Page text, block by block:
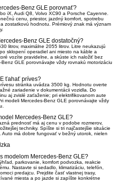
Benz GLE porovnať?
iX, Audi Q8, Volvo XC90 a Porsche Cayenne.
cenu, priestor, jazdný komfort, spotrebu
zostatkovú hodnotu. Prémiový znak má význam
Benz GLE dostatočný?
litrov, maximálne 2055 litrov. Litre neukazujú
sklopení operadiel ani miesto na káble a
vozíte pravidelne, a skúste ich naložiť bez
GLE porovnávajte vždy rovnakú motorizáciu
ťahať príves?
stránka uvádza 3500 kg. Hodnotu overte
zariadenie v dokumentácii vozidla. Do
aj zvislé zaťaženie; pri elektrifikovanom aute
modeli Mercedes-Benz GLE porovnávajte vždy
Mercedes-Benz GLE?
prednosť má aj cenu v podobe rozmerov,
techniky. Spíšte si tri najčastejšie situácie
má dobre fungovať v bežný utorok, nielen
modelom Mercedes-Benz GLE?
parkovanie, komfort podvozka, reakcie
Nastavte si sedadlo, klimatizáciu, telefón,
predajcu. Prejdite časť vlastnej trasy,
miesta a po jazde si zapíšte konkrétne